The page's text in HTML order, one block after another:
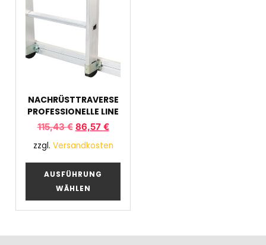
NACHRÜSTTRAVERSE
PROFESSIONELLE LINE
115,43€ 86,57 €
zzgl. Versandkosten
AUSFÜHRUNG
WÄHLEN